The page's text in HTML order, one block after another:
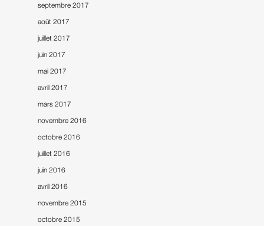
septembre 2017
août 2017
juillet 2017
juin 2017
mai 2017
avril 2017
mars 2017
novembre 2016
octobre 2016
juillet 2016
juin 2016
avril 2016
novembre 2015
octobre 2015